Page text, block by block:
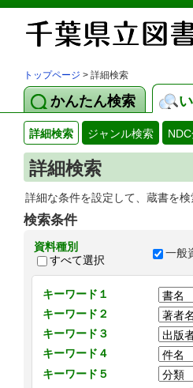
トップページ > 詳細検索
かんたん検索
詳細検索 ジャンル検索
詳細検索
詳細な条件を設定して、蔵書を検
検索条件
資料種別
すべて選択
一般
キーワード１
キーワード２
キーワード３
キーワード４
キーワード５